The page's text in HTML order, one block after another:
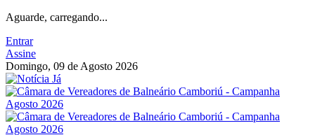
Aguarde, carregando...
Entrar
Assine
Domingo, 09 de Agosto 2026